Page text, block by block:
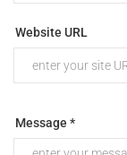
Website URL
Message *